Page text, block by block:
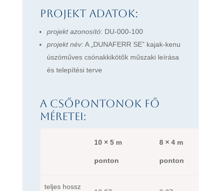
Projekt adatok:
projekt azonosító: DU-000-100
projekt név: A „DUNAFERR SE” kajak-kenu
úszóműves csónakkikötők műszaki leírása
és telepítési terve
A csőpontonok fő
méretei:
10 × 5 m
ponton
8 × 4 m
ponton
teljes hossz